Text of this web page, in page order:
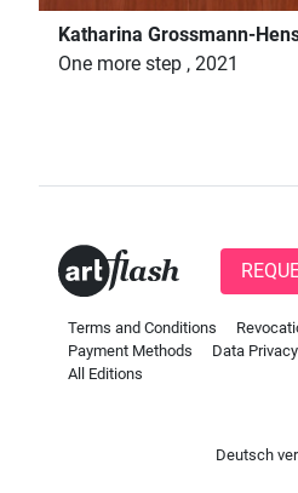
Katharina Grossmann-
One more step , 2021
Terms and Conditions
Payment Methods
Data Privacy
All Editions
Deutsch